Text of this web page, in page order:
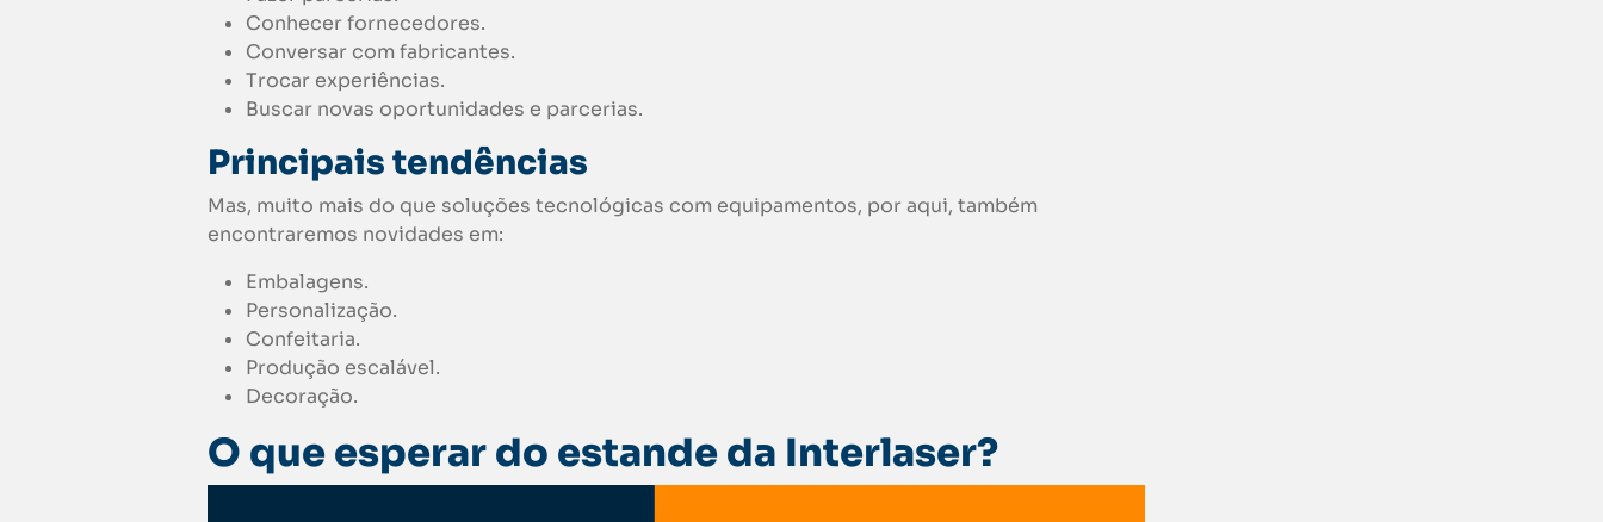
Conhecer fornecedores.
Conversar com fabricantes.
Trocar experiências.
Buscar novas oportunidades e parcerias.
Principais tendências
Mas, muito mais do que soluções tecnológicas com equipamentos, por aqui, também
encontraremos novidades em:
Embalagens.
Personalização.
Confeitaria.
Produção escalável.
Decoração.
O que esperar do estande da Interlaser?